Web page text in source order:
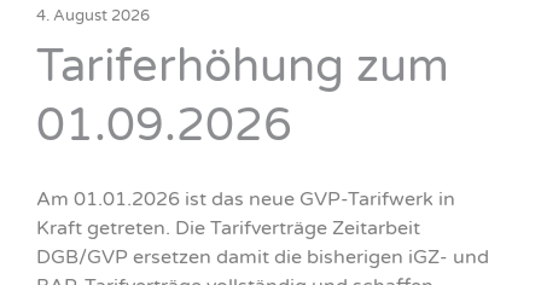
4. August 2026
Tariferhöhung zum
01.09.2026
Am 01.01.2026 ist das neue GVP-Tarifwerk in
Kraft getreten. Die Tarifverträge Zeitarbeit
DGB/GVP ersetzen damit die bisherigen iGZ- und